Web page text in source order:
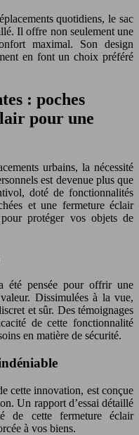
quotidiens, le sac
Il offre non seulement une
maximal. Son design
en font un choix préféré
: poches
pour une
urbains, la nécessité
est devenue plus que
doté de fonctionnalités
et une fermeture éclair
protéger vos objets de
été pensée pour offrir une
Dissimulées à la vue,
et sûr. Des témoignages
de cette fonctionnalité
en matière de sécurité.
cette innovation, est conçue
Un rapport d’essai détaillé
de cette fermeture éclair
à vos biens.